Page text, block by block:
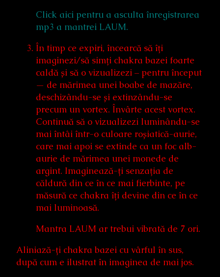
Click aici pentru a asculta înregistrarea
mp3 a mantrei LAUM.
În timp ce expiri, încearcă să îți
imaginezi/să simți chakra bazei foarte
caldă și să o vizualizezi – pentru început
— de mărimea unei boabe de mazăre,
deschizându-se și extinzându-se
precum un vortex. Învârte acest vortex.
Continuă să o vizualizezi luminându-se
mai întâi într-o culoare roșiatică-aurie,
care mai apoi se extinde ca un foc alb-
aurie de mărimea unei monede de
argint. Imaginează-ți senzația de
căldură din ce în ce mai fierbinte, pe
măsură ce chakra îți devine din ce în ce
mai luminoasă.
Mantra LAUM ar trebui vibrată de 7 ori.
Aliniază-ți chakra bazei cu vârful în sus,
după cum e ilustrat în imaginea de mai jos.